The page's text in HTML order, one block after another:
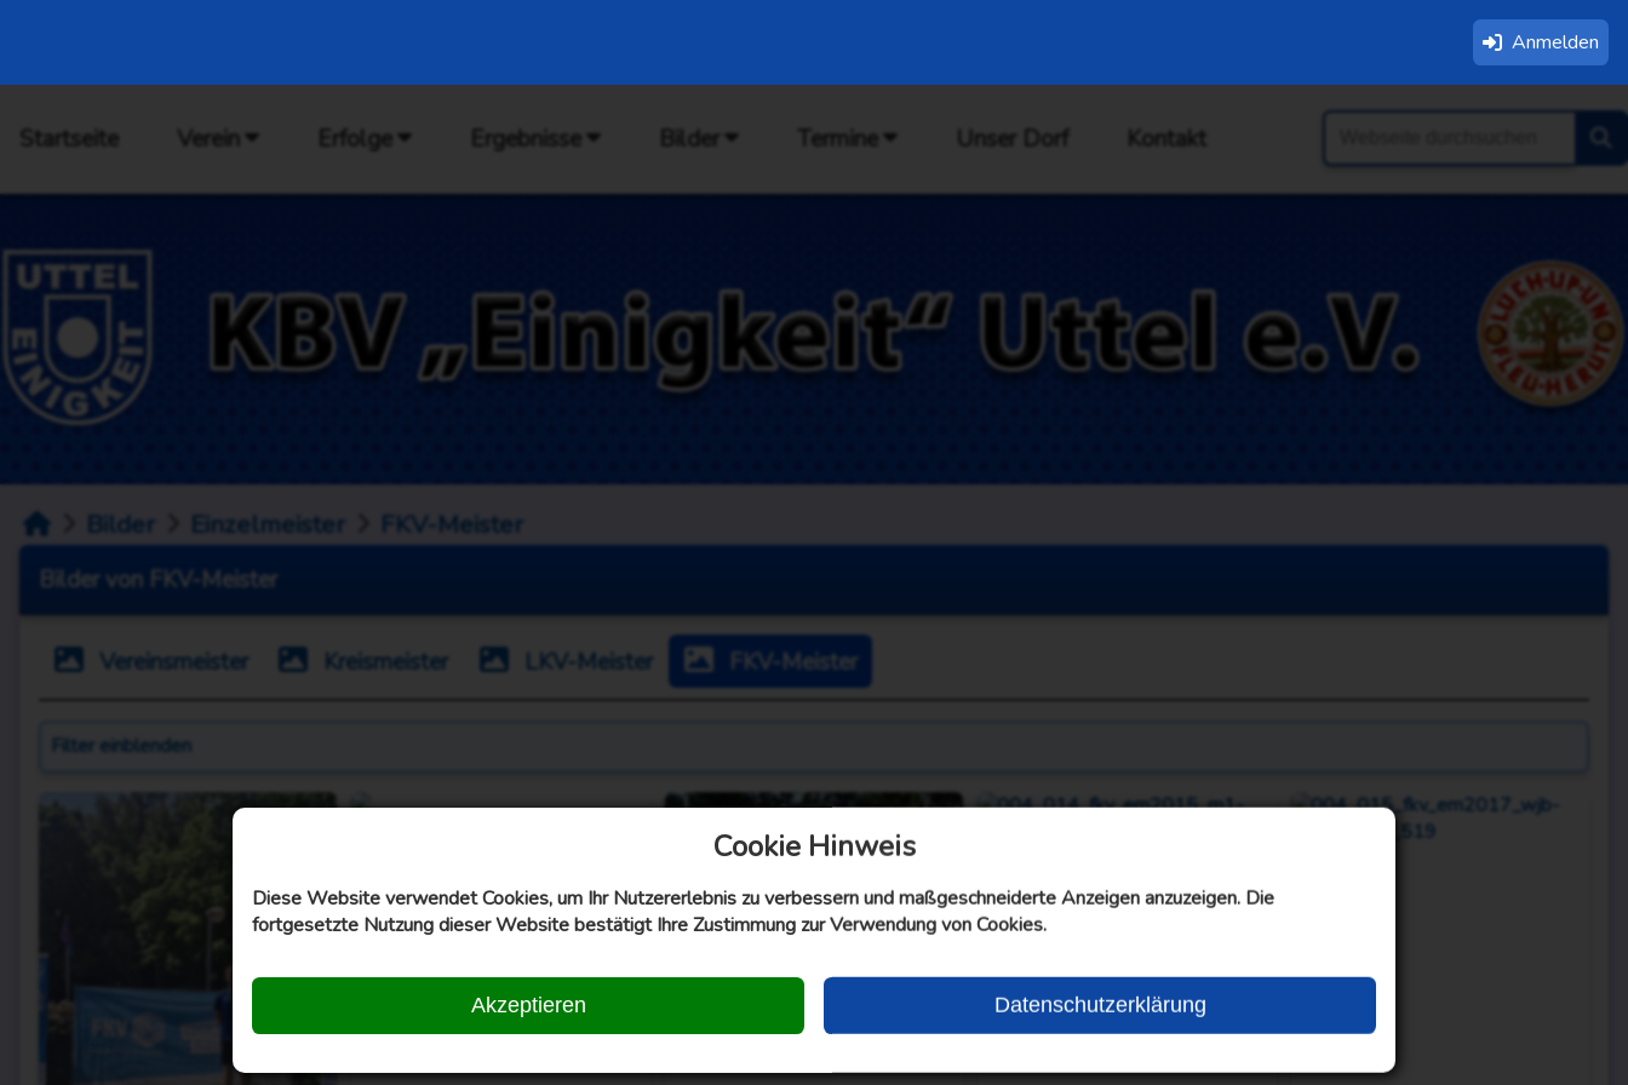
Anmelden
Startseite Verein Erfolge Ergebnisse Bilder Termine Unser Dorf Kontakt
Cookie Hinweis
Diese Website verwendet Cookies, um Ihr Nutzererlebnis zu verbessern und maßgeschneiderte Anzeigen anzuzeigen. Die
fortgesetzte Nutzung dieser Website bestätigt Ihre Zustimmung zur Verwendung von Cookies.
Akzeptieren Datenschutzerklärung
Bilder Einzelmeister FKV-Meister
Bilder von FKV-Meister
Vereinsmeister Kreismeister LKV-Meister FKV-Meister
Filter einblenden